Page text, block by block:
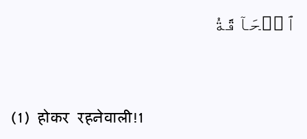
ٱلۡحَآقَّةُ
(1) होकर रहनेवाली!1